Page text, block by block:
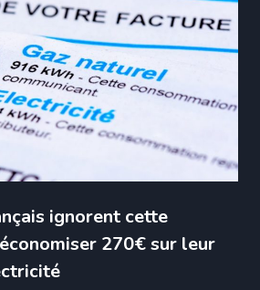
ignorent cette
270€ sur leur